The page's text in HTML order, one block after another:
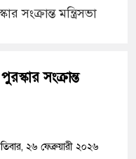
সংক্রান্ত মন্ত্রিসভা
সংক্রান্ত
২৬ ফেব্রুয়ারী ২০২৬